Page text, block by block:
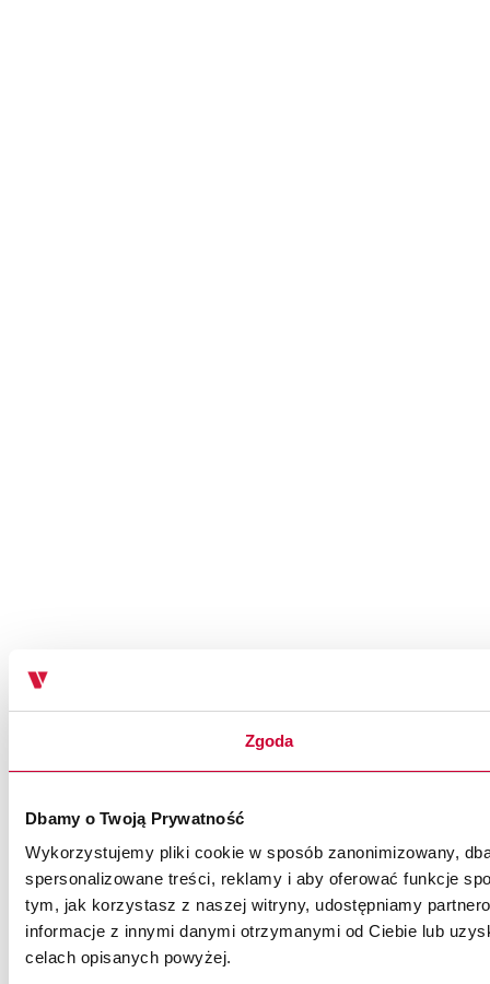
Zgoda
Dbamy o Twoją Prywatność
Wykorzystujemy pliki cookie w sposób zanonimizowany,
spersonalizowane treści, reklamy i aby oferować funkcje
tym, jak korzystasz z naszej witryny, udostępniamy
informacje z innymi danymi otrzymanymi od Ciebie lub
celach opisanych powyżej.